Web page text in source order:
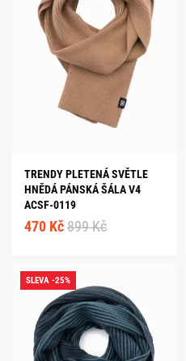
TRENDY PLETENÁ SVĚTLE
HNĚDÁ PÁNSKÁ ŠÁLA V4
ACSF-0119
470 Kč 899 Kč
SLEVA -25%